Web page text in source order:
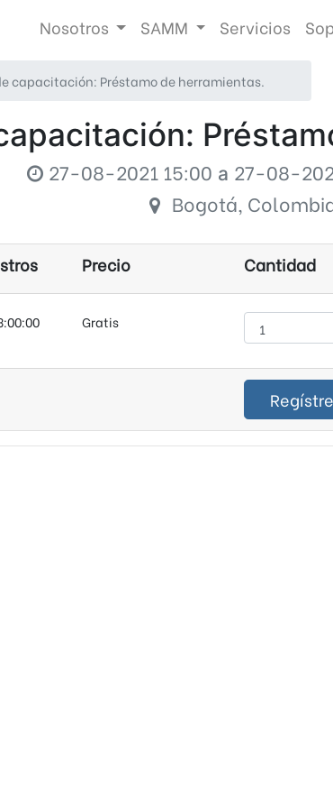
Nosotros SAMM Servicios
capacitación: Préstamo de herramientas.
27-08-2021 15:00 a 27-08-
Bogotá,
Precio Cantidad
Gratis